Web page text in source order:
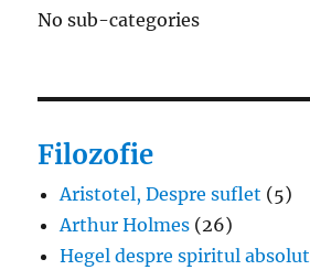
No sub-categories
Filozofie
Aristotel, Despre suflet (5)
Arthur Holmes (26)
Hegel despre spiritul absolut